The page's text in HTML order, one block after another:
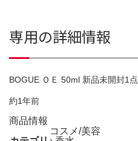
専用の詳細情報
BOGUE ＯＥ 50ml 新品未開封1点
約1年前
商品情報
コスメ/美容